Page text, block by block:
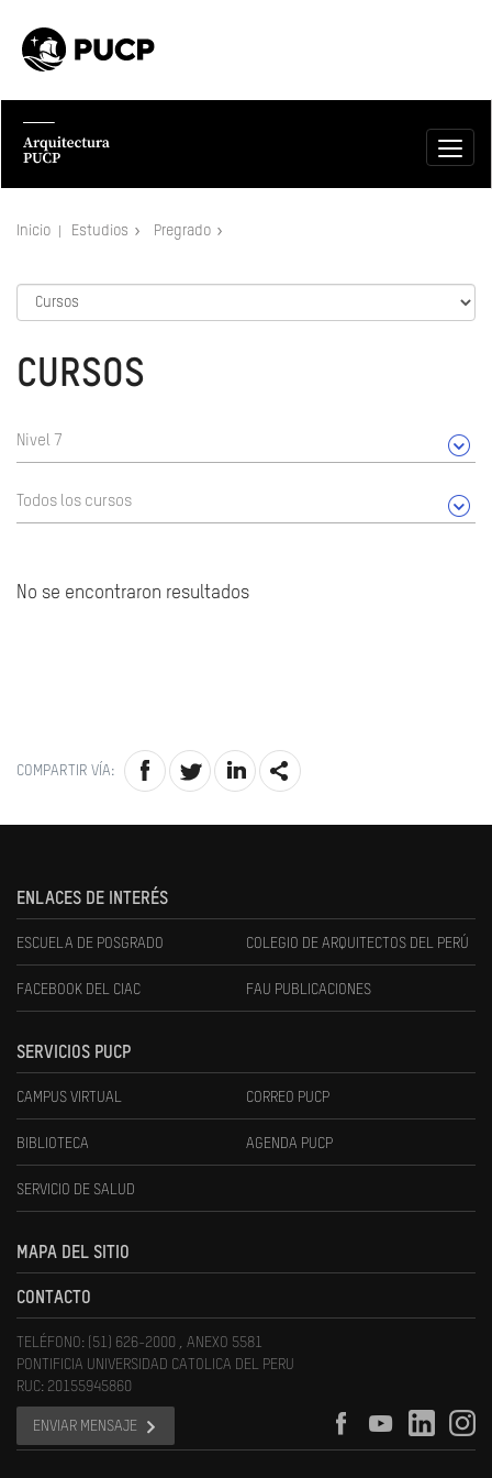
Inicio Estudios Pregrado
CURSOS
Nivel 7
Todos los cursos
No se encontraron resultados
COMPARTIR VÍA:
ENLACES DE INTERÉS
ESCUELA DE POSGRADO COLEGIO DE ARQUITECTOS DEL PERÚ
FACEBOOK DEL CIAC FAU PUBLICACIONES
SERVICIOS PUCP
CAMPUS VIRTUAL CORREO PUCP
BIBLIOTECA AGENDA PUCP
SERVICIO DE SALUD
MAPA DEL SITIO
CONTACTO
TELÉFONO: (51) 626-2000 , ANEXO 5581
PONTIFICIA UNIVERSIDAD CATOLICA DEL PERU
RUC: 20155945860
ENVIAR MENSAJE